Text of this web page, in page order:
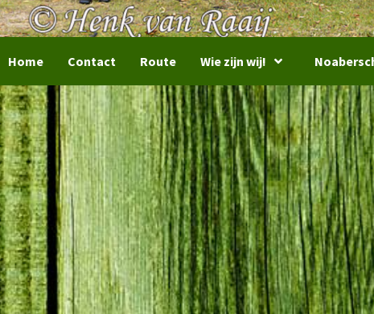
Home Contact Route Wie zijn wij!